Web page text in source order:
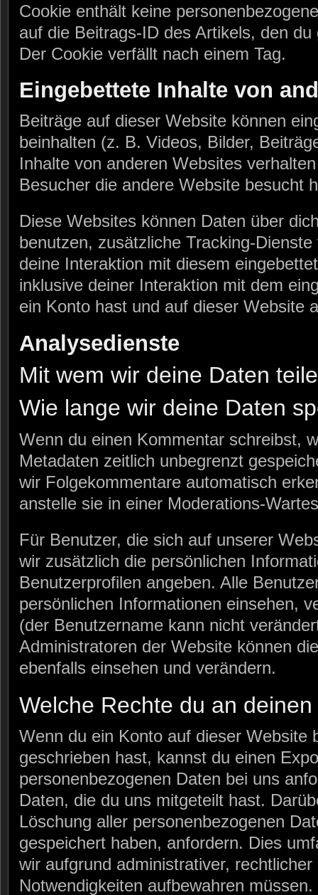
Cookie enthält keine
auf die Beitrags-ID des Artikels, den
Der Cookie verfällt nach einem Tag.
Eingebettete Inhalte von
Beiträge auf dieser Website können
beinhalten (z. B. Videos, Bilder,
Inhalte von anderen Websites
Besucher die andere Website besucht
Diese Websites können Daten über
benutzen, zusätzliche Tracking-
deine Interaktion mit diesem
inklusive deiner Interaktion mit dem
ein Konto hast und auf dieser Website
Analysedienste
Mit wem wir deine Daten
Wie lange wir deine Daten
Wenn du einen Kommentar schreibst,
Metadaten zeitlich unbegrenzt
wir Folgekommentare automatisch
anstelle sie in einer Moderations-
Für Benutzer, die sich auf unserer
wir zusätzlich die persönlichen
Benutzerprofilen angeben. Alle
persönlichen Informationen einsehen,
(der Benutzername kann nicht
Administratoren der Website können
ebenfalls einsehen und verändern.
Welche Rechte du an
Wenn du ein Konto auf dieser Website
geschrieben hast, kannst du einen
personenbezogenen Daten bei uns
Daten, die du uns mitgeteilt hast.
Löschung aller personenbezogenen
gespeichert haben, anfordern. Dies
wir aufgrund administrativer,
Notwendigkeiten aufbewahren müssen.